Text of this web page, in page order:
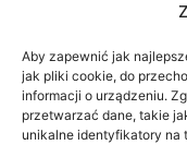
Aby zapewnić jak
jak pliki cookie, do
informacji o urządzeniu.
przetwarzać dane, takie
unikalne identyfikatory na
Regulamin